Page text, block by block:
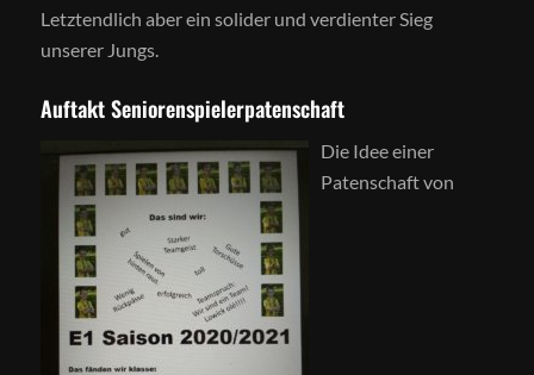
Letztendlich aber ein solider und verdienter Sieg
unserer Jungs.
Auftakt Seniorenspielerpatenschaft
Die Idee einer
Patenschaft von